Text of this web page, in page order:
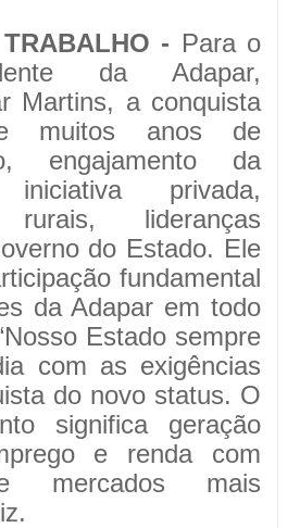
- Para o
da Adapar,
Martins, a conquista
muitos anos de
engajamento da
iniciativa privada,
rurais, lideranças
do Estado. Ele
fundamental
da Adapar em todo
Estado sempre
com as exigências
do novo status. O
significa geração
e renda com
mercados mais